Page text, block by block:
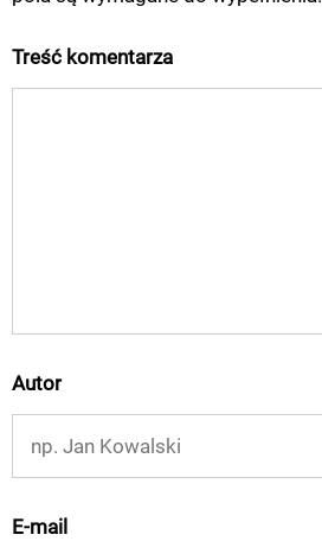
Treść komentarza
Autor
E-mail